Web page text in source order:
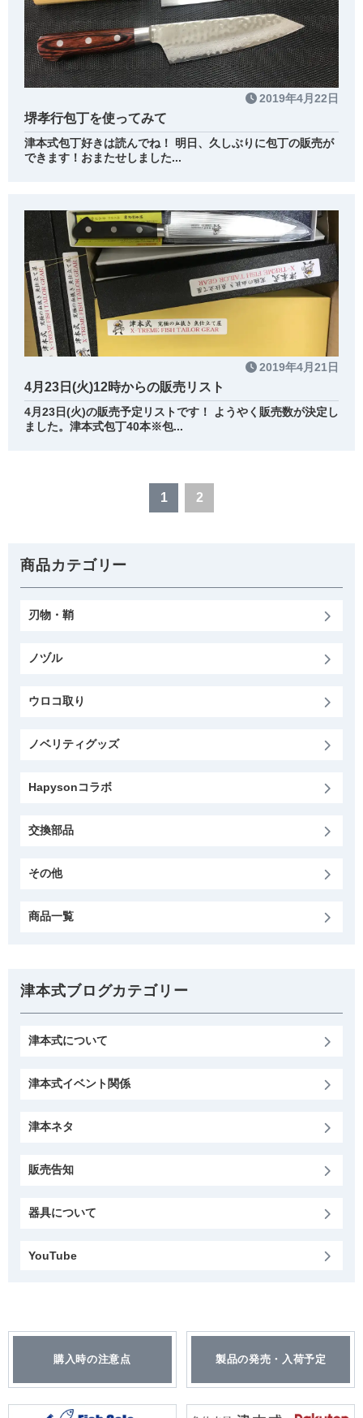
2019年4月22日
堺孝行包丁を使ってみて
津本式包丁好きは読んでね！ 明日、久しぶりに包丁の販売が
できます！おまたせしました...
2019年4月21日
4月23日(火)12時からの販売リスト
4月23日(火)の販売予定リストです！ ようやく販売数が決定し
ました。津本式包丁40本※包...
1 2
商品カテゴリー
刃物・鞘
ノヅル
ウロコ取り
ノベリティグッズ
Hapysonコラボ
交換部品
その他
商品一覧
津本式ブログカテゴリー
津本式について
津本式イベント関係
津本ネタ
販売告知
器具について
YouTube
購入時の注意点 製品の発売・入荷予定